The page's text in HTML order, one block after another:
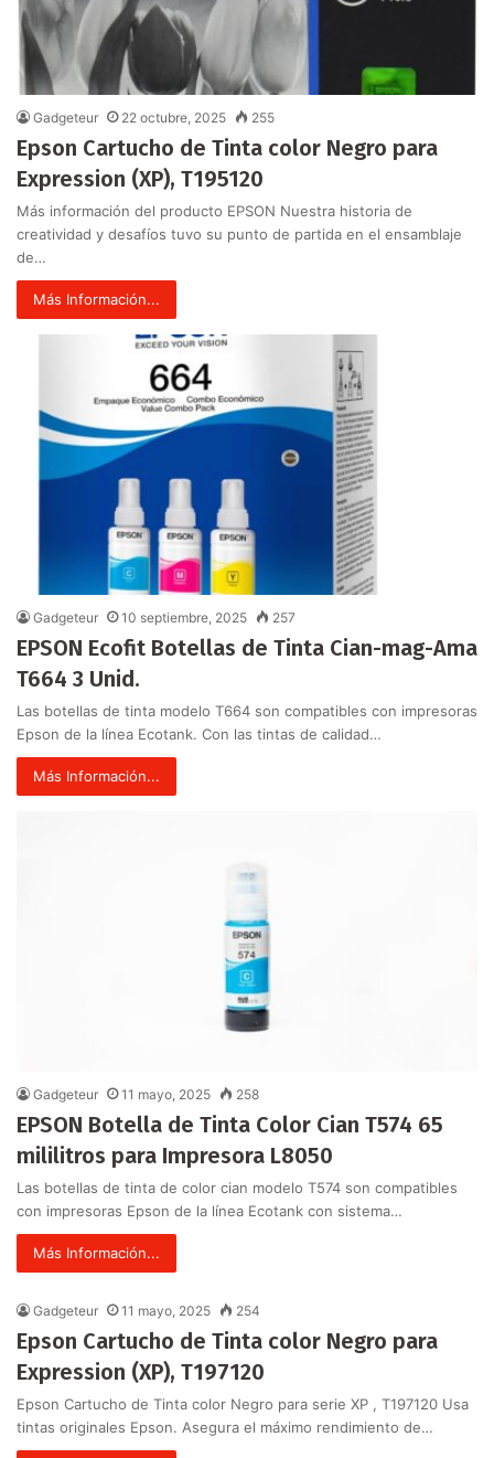
Gadgeteur 22 octubre, 2025 255
Epson Cartucho de Tinta color Negro para
Expression (XP), T195120
Más información del producto EPSON Nuestra historia de
creatividad y desafíos tuvo su punto de partida en el ensamblaje
de…
Más Información...
Gadgeteur 10 septiembre, 2025 257
EPSON Ecofit Botellas de Tinta Cian-mag-Ama
T664 3 Unid.
Las botellas de tinta modelo T664 son compatibles con impresoras
Epson de la línea Ecotank. Con las tintas de calidad…
Más Información...
Gadgeteur 11 mayo, 2025 258
EPSON Botella de Tinta Color Cian T574 65
mililitros para Impresora L8050
Las botellas de tinta de color cian modelo T574 son compatibles
con impresoras Epson de la línea Ecotank con sistema…
Más Información...
Gadgeteur 11 mayo, 2025 254
Epson Cartucho de Tinta color Negro para
Expression (XP), T197120
Epson Cartucho de Tinta color Negro para serie XP , T197120 Usa
tintas originales Epson. Asegura el máximo rendimiento de…